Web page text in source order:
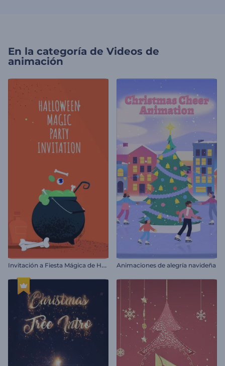
En la categoría de Videos de
animación
I
nvitación a Fiesta Mágica de Halloween Animaciones de alegría navideña